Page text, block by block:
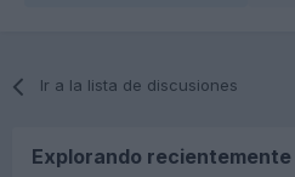
Ir a la lista de discusiones
Explorando recientemente